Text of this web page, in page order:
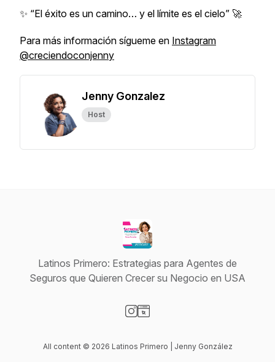
✨ “El éxito es un camino… y el límite es el cielo” 🚀
Para más información sígueme en Instagram
@creciendoconjenny
Jenny Gonzalez
Host
Latinos Primero: Estrategias para Agentes de
Seguros que Quieren Crecer su Negocio en USA
All content © 2026 Latinos Primero | Jenny González